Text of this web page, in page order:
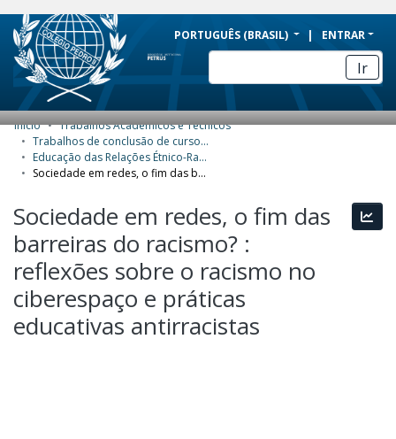
BRAZIL
Simplifique!
Comunica BR
Participe
Acesso à informação
Legislação
PORTUGUÊS (BRASIL) ENTRAR
Ir
COMUNIDADES E COLEÇÕES
NAVEGAR
ESTATÍSTICAS
SOBRE
Início
Trabalhos Acadêmicos e Técnicos
Trabalhos de conclusão de curso de Especialização
Educação das Relações Étnico-Raciais no Ensino Básico (Ererebá)
Sociedade em redes, o fim das barreiras do racismo? : reflexões sobre o racismo no ciberespaço e práticas educativas antirracistas
Sociedade em redes, o fim das
barreiras do racismo? :
reflexões sobre o racismo no
ciberespaço e práticas
educativas antirracistas